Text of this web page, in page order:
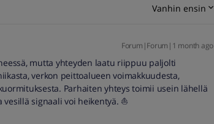
Vanhin ensin
Forum|Forum|1 month ago
mutta yhteyden laatu riippuu paljolti
verkon peittoalueen voimakkuudesta,
Parhaiten yhteys toimii usein lähellä
signaali voi heikentyä. ⛵